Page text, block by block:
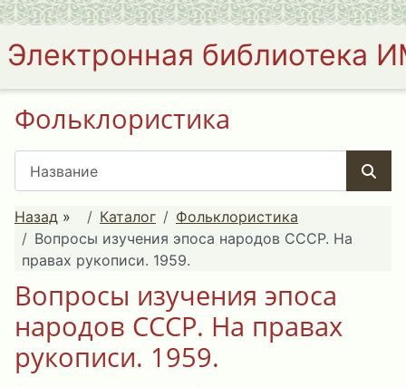
Электронная библиотека
Фольклористика
Назад » Каталог
Фольклористика
Вопросы изучения эпоса народов СССР. На
правах рукописи. 1959.
Вопросы изучения эпоса
народов СССР. На правах
рукописи. 1959.